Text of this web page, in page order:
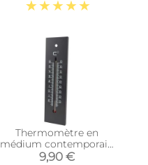
Thermomètre en
médium contemporain
(Noir - 22 cm)
9,90 €